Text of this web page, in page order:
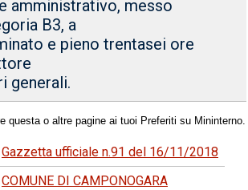
amministrativo, messo
B3, a
e pieno trentasei ore
generali.
questa o altre pagine ai tuoi Preferiti su Mininterno.
Gazzetta ufficiale n.91 del 16/11/2018
COMUNE DI CAMPONOGARA